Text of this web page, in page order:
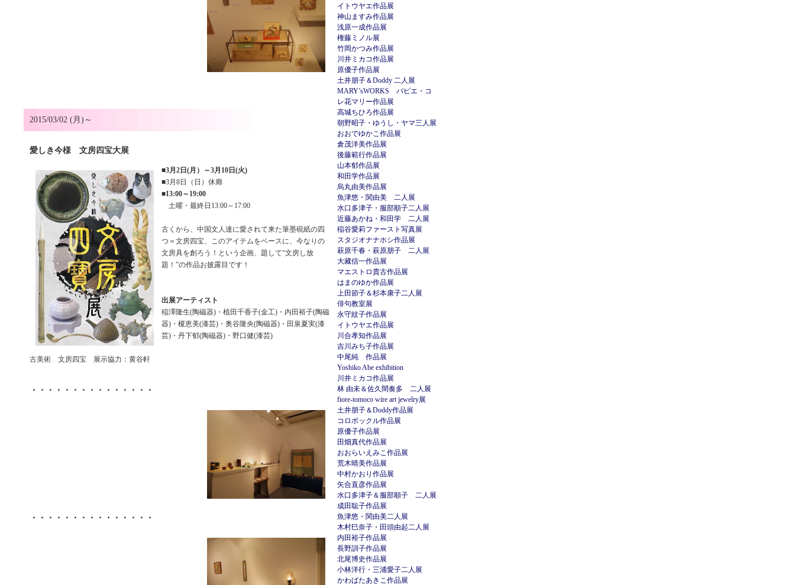
イトウヤエ作品展
神山ますみ作品展
浅原一成作品展
権藤ミノル展
竹岡かつみ作品展
川井ミカコ作品展
原優子作品展
土井朋子＆Doddy 二人展
MARY’sWORKS パピエ・コ
レ花マリー作品展
高城ちひろ作品展
朝野昭子・ゆうし・ヤマ三人展
おおでゆかこ作品展
倉茂洋美作品展
後藤範行作品展
山本郁作品展
和田学作品展
烏丸由美作品展
魚津悠・関由美 二人展
水口多津子・服部順子二人展
近藤あかね・和田学 二人展
稲谷愛莉ファースト写真展
スタジオナナホシ作品展
萩原千春・萩原朋子 二人展
大藏信一作品展
マエストロ貴古作品展
はまのゆか作品展
上田節子＆杉本康子二人展
俳句教室展
永守紋子作品展
イトウヤエ作品展
川合孝知作品展
吉川みち子作品展
中尾純 作品展
Yoshiko Abe exhibition
川井ミカコ作品展
林 由未＆佐久間奏多 二人展
fiore-tomoco wire art jewelry展
土井朋子＆Doddy作品展
コロボックル作品展
原優子作品展
田畑真代作品展
おおらいえみこ作品展
荒木晴美作品展
中村かおり作品展
矢合直彦作品展
水口多津子＆服部順子 二人展
成田聡子作品展
魚津悠・関由美二人展
木村巳奈子・田頭由起二人展
内田裕子作品展
長野訓子作品展
北尾博史作品展
小林洋行・三浦愛子二人展
かわばたあきこ作品展
2015/03/02 (月)～
愛しき今様 文房四宝大展
■3月2日(月）～3月10日(火)
■3月8日（日）休廊
■13:00～19:00
土曜・最終日13:00～17:00
古くから、中国文人達に愛されて来た筆墨硯紙の四
つ＝文房四宝、このアイテムをベースに、今なりの
文房具を創ろう！という企画、題して“文房し放
題！”の作品お披露目です！
出展アーティスト
稲澤隆生(陶磁器)・植田千香子(金工)・内田裕子(陶磁
器)・榎恵美(漆芸)・奥谷隆央(陶磁器)・田泉夏実(漆
芸)・丹下郁(陶磁器)・野口健(漆芸)
古美術 文房四宝 展示協力：黄谷軒
・・・・・・・・・・・・・・・
・・・・・・・・・・・・・・・